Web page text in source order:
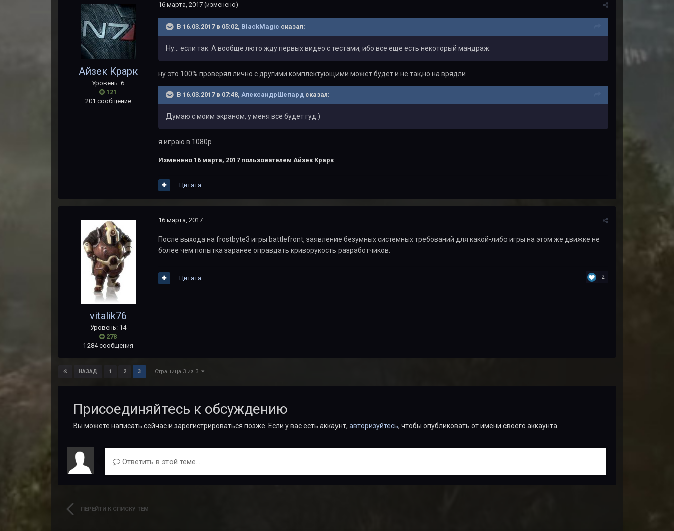
Айзек Крарк
Уровень: 6
121
201 сообщение
16 марта, 2017 (изменено)
В 16.03.2017 в 05:02, BlackMagic сказал:
Ну... если так. А вообще люто жду первых видео с тестами, ибо все еще есть некоторый мандраж.
ну это 100% проверял лично.с другими комплектующими может будет и не так,но на врядли
В 16.03.2017 в 07:48, АлександрШепардсказал:
Думаю с моим экраном, у меня все будет гуд )
я играю в 1080р
Изменено 16 марта, 2017пользователем Айзек Крарк
Цитата
vitalik76
Уровень: 14
278
1 284 сообщения
16 марта, 2017
После выхода на frostbyte3 игры battlefront, заявление безумных системных требований для какой-либо игры на этом же движке не
более чем попытка заранее оправдать криворукость разработчиков.
2
Цитата
НАЗАД 1 2 3 Страница 3 из 3
Присоединяйтесь к обсуждению
Вы можете написать сейчас и зарегистрироваться позже. Если у вас есть аккаунт, авторизуйтесь, чтобы опубликовать от имени своего аккаунта.
Ответить в этой теме...
ПЕРЕЙТИ К СПИСКУ ТЕМ